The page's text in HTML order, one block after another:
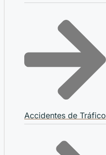
Accidentes de Tráfico